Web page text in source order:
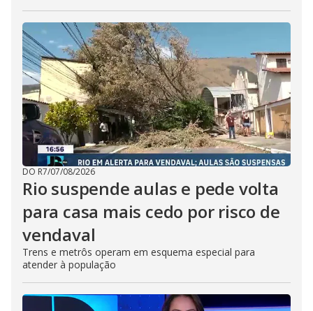
DO R7/07/08/2026
Rio suspende aulas e pede volta
para casa mais cedo por risco de
vendaval
Trens e metrôs operam em esquema especial para
atender à população